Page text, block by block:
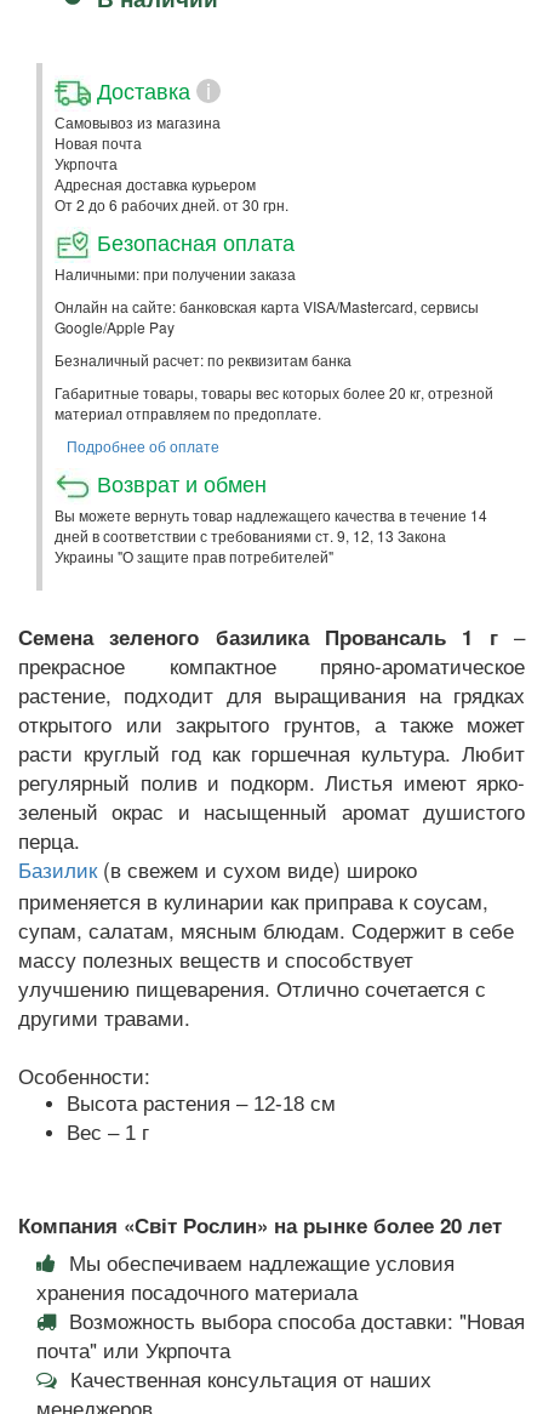
Доставка i
Самовывоз из магазина
Новая почта
Укрпочта
Адресная доставка курьером
От 2 до 6 рабочих дней. от 30 грн.
Безопасная оплата
Наличными: при получении заказа
Онлайн на сайте: банковская карта VISA/Mastercard, сервисы
Google/Apple Pay
Безналичный расчет: по реквизитам банка
Габаритные товары, товары вес которых более 20 кг, отрезной
материал отправляем по предоплате.
Подробнее об оплате
Возврат и обмен
Вы можете вернуть товар надлежащего качества в течение 14
дней в соответствии с требованиями ст. 9, 12, 13 Закона
Украины "О защите прав потребителей"
Семена зеленого базилика Провансаль 1 г–
прекрасное компактное пряно-ароматическое
растение, подходит для выращивания на грядках
открытого или закрытого грунтов, а также может
расти круглый год как горшечная культура. Любит
регулярный полив и подкорм. Листья имеют ярко-
зеленый окрас и насыщенный аромат душистого
перца.
Базилик(в свежем и сухом виде) широко
применяется в кулинарии как приправа к соусам,
супам, салатам, мясным блюдам. Содержит в себе
массу полезных веществ и способствует
улучшению пищеварения. Отлично сочетается с
другими травами.
Особенности:
Высота растения – 12-18 см
Вес – 1 г
Компания «Світ Рослин» на рынке более 20 лет
Мы обеспечиваем надлежащие условия
хранения посадочного материала
Возможность выбора способа доставки: "Новая
почта" или Укрпочта
Качественная консультация от наших
менеджеров